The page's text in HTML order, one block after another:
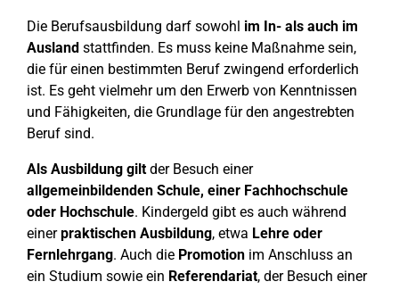
Die Berufsausbildung darf sowohl im In- als auch im
Ausland stattfinden. Es muss keine Maßnahme sein,
die für einen bestimmten Beruf zwingend erforderlich
ist. Es geht vielmehr um den Erwerb von Kenntnissen
und Fähigkeiten, die Grundlage für den angestrebten
Beruf sind.
Als Ausbildung giltder Besuch einer
allgemeinbildenden Schule, einer Fachhochschule
oder Hochschule. Kindergeld gibt es auch während
einerpraktischen Ausbildung, etwa Lehre oder
Fernlehrgang. Auch die Promotion im Anschluss an
ein Studium sowie ein Referendariat, der Besuch einer